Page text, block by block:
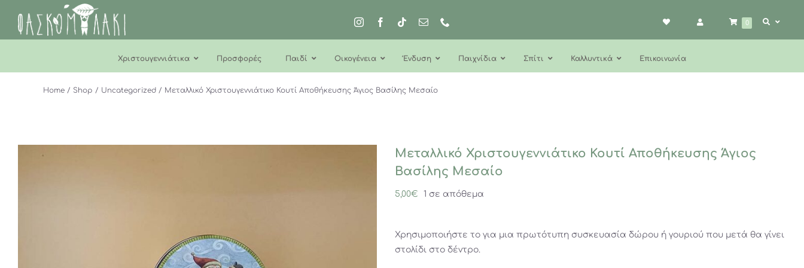
περιεχόμενο
0
Χριστουγεννιάτικα Προσφορές Παιδί Οικογένεια Ένδυση Παιχνίδια Σπίτι Καλλυντικά Επικοινωνία
Home Shop Uncategorized Μεταλλικό Χριστουγεννιάτικο Κουτί Αποθήκευσης Άγιος Βασίλης Μεσαίο
Μεταλλικό Χριστουγεννιάτικο Κουτί Αποθήκευσης Άγιος
Βασίλης Μεσαίο
5,00€ 1 σε απόθεμα
Χρησιμοποιήστε το για μια πρωτότυπη συσκευασία δώρου ή γουριού που μετά θα γίνει
στολίδι στο δέντρο.